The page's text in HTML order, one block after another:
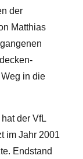
der
Matthias
in die
der VfL
im Jahr 2001
Endstand